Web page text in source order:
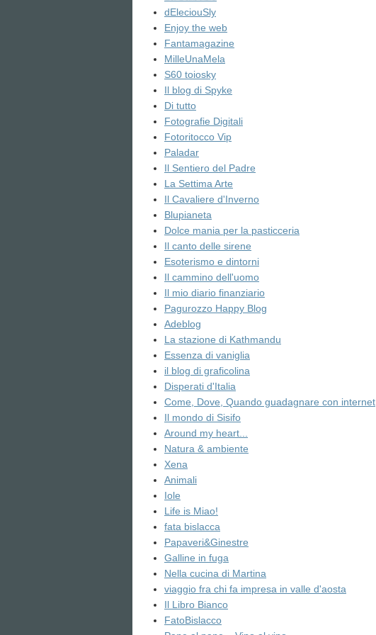
dEleciouSly
Enjoy the web
Fantamagazine
MilleUnaMela
S60 toiosky
Il blog di Spyke
Di tutto
Fotografie Digitali
Fotoritocco Vip
Paladar
Il Sentiero del Padre
La Settima Arte
Il Cavaliere d'Inverno
Blupianeta
Dolce mania per la pasticceria
Il canto delle sirene
Esoterismo e dintorni
Il cammino dell'uomo
Il mio diario finanziario
Pagurozzo Happy Blog
Adeblog
La stazione di Kathmandu
Essenza di vaniglia
il blog di graficolina
Disperati d'Italia
Come, Dove, Quando guadagnare con internet
Il mondo di Sisifo
Around my heart...
Natura & ambiente
Xena
Animali
Iole
Life is Miao!
fata bislacca
Papaveri&Ginestre
Galline in fuga
Nella cucina di Martina
viaggio fra chi fa impresa in valle d'aosta
Il Libro Bianco
FatoBislacco